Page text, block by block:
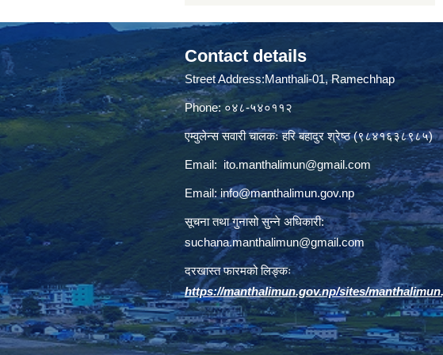
Contact details
Street Address:Manthali-01, Ramechhap
Phone: ०४८-५४०११२
एम्वुलेन्स सवारी चालकः हरि बहादुर श्रेष्ठ (९८४१६३८९८५)
Email: ito.manthalimun@gmail.com
Email:info@manthalimun.gov.np
सूचना तथा गुनासो सुन्ने अधिकारी:
suchana.manthalimun@gmail.com
दरखास्त फारमको लिङ्कः
https://manthalimun.gov.np/sites/